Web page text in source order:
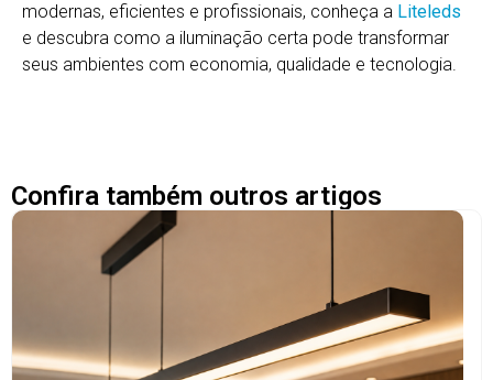
modernas, eficientes e profissionais, conheça a Liteleds
e descubra como a iluminação certa pode transformar
seus ambientes com economia, qualidade e tecnologia.
Confira também outros artigos